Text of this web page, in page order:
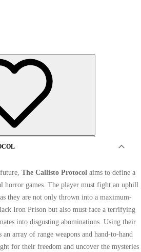
The Callisto Protocol aims to define a
horror games. The player must fight an uphill
they are not only thrown into a maximum-
Iron Prison but also must face a terrifying
into disgusting abominations. Using their
an array of range weapons and hand-to-hand
for their freedom and uncover the mysteries